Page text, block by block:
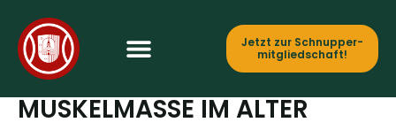
Jetzt zur Schnupper­
mitgliedschaft!
HILFE BEI ABNEHMENDER
MUSKELMASSE IM ALTER